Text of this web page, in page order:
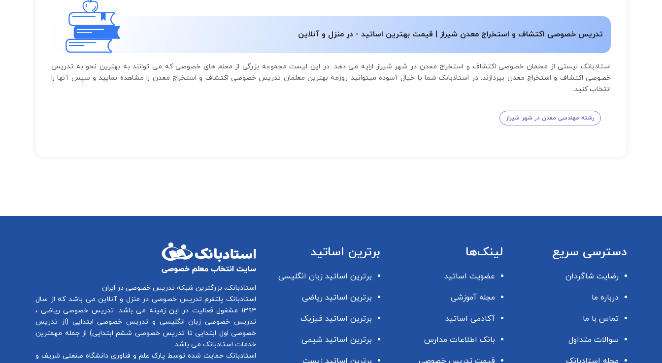
تدریس خصوصی اکتشاف و استخراج معدن شیراز | قیمت بهترین اساتید - در منزل و آنلاین
استادبانک لیستی از معلمان خصوصی اکتشاف و استخراج معدن در شهر شیراز ارایه می دهد. در این لیست مجموعه بزرگی از معلم های خصوصی که می توانند به بهترین نحو به تدریس
خصوصی اکتشاف و استخراج معدن بپردازند. در استادبانک شما با خیال آسوده میتوانید روزمه بهترین معلمان تدریس خصوصی اکتشاف و استخراج معدن را مشاهده نمایید و سپس آنها را
انتخاب کنید.
رشته مهندسی معدن در شهر شیراز
دسترسی سریع
رضایت شاگردان
درباره ما
تماس با ما
سوالات متداول
لینک‌ها
عضویت اساتید
مجله آموزشی
آکادمی اساتید
بانک اطلاعات مدارس
برترین اساتید
برترین اساتید زبان انگلیسی
برترین اساتید ریاضی
برترین اساتید فیزیک
برترین اساتید شیمی
استادبانک، بزرگترین شبکه تدریس خصوصی در ایران
استادبانک پلتفرمتدریس خصوصی در منزل و آنلاین می باشد که از سال
۱۳۹۴ مشغول فعالیت در این زمینه می باشد.
تدریس خصوصی ریاضی ،
تدریس خصوصی زبان انگلیسی و تدریس خصوصی ابتدایی (از تدریس
خصوصی اول ابتداییتا تدریس خصوصی ششم ابتدایی) از جمله مهمترین
خدمات استادبانک می باشد.
استادبانک حمایت شده توسط پارک علم و فناوری دانشگاه صنعتی شریف و